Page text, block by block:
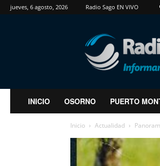
jueves, 6 agosto, 2026 Radio Sago EN VIVO
RadioSago
INICIO OSORNO PUERTO
Inicio Actualidad